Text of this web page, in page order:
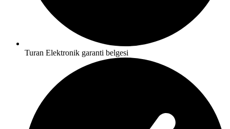
Turan Elektronik garanti belgesi